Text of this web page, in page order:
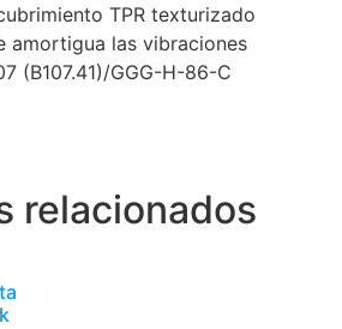
TPR texturizado
amortigua las vibraciones
(B107.41)/GGG-H-86-C
relacionados